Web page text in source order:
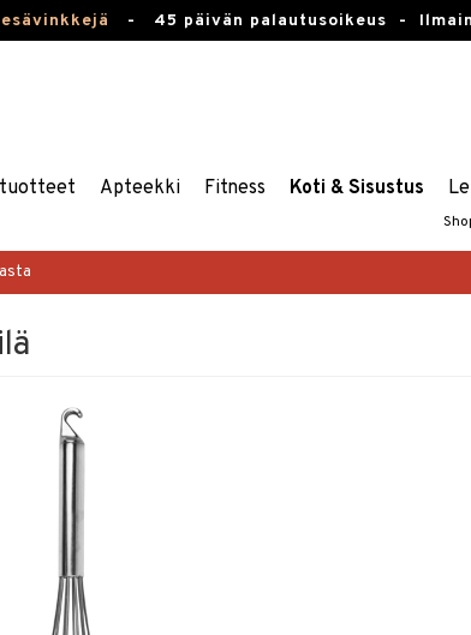
- 45 päivän palautusoikeus -
Apteekki Fitness Koti & Sisustus